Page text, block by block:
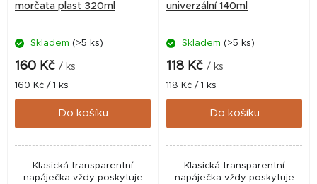
morčata plast 320ml
Skladem (>5 ks)
160 Kč / ks
Měrná
cena:
160 Kč / 1 ks
Do košíku
Klasická transparentní
napáječka vždy poskytuje
univerzální 140ml
Skladem (>5 ks)
118 Kč / ks
Měrná
cena:
118 Kč / 1 ks
Do košíku
Klasická transparentní
napáječka vždy poskytuje